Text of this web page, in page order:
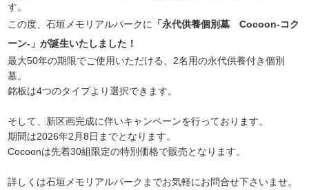
す。
この度、石垣メモリアルパークに
「永代供養個別墓 Cocoon-コク
ーン-」が誕生いたしました！
最大50年の期限でご使用いただける、2名用の永代供養付き個別
墓。
銘板は4つのタイプより選択できます。
そして、新区画完成に伴いキャンペーンを行っております。
期間は2026年2月8日までとなります。
Cocoonは先着30組限定の特別価格で販売となります。
詳しくは石垣メモリアルパークまでお気軽にお問合せ下さいませ。